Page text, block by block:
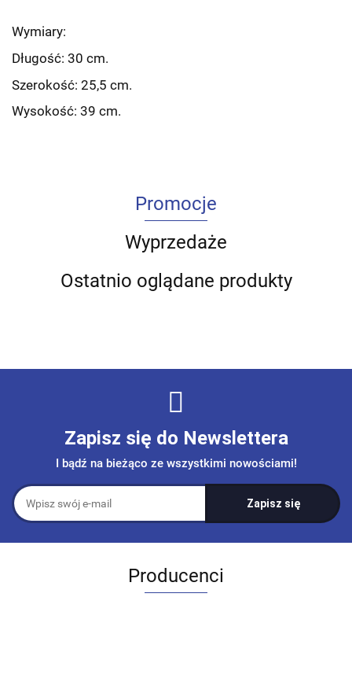
Wymiary:
Długość: 30 cm.
Szerokość: 25,5 cm.
Wysokość: 39 cm.
Promocje
Wyprzedaże
Ostatnio oglądane produkty
Zapisz się do Newslettera
I bądź na bieżąco ze wszystkimi nowościami!
Producenci